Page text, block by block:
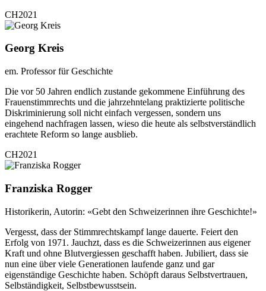
CH2021
Georg Kreis
em. Professor für Geschichte
Die vor 50 Jahren endlich zustande gekommene Einführung des
Frauenstimmrechts und die jahrzehntelang praktizierte politische
Diskriminierung soll nicht einfach vergessen, sondern uns
eingehend nachfragen lassen, wieso die heute als selbstverständlich
erachtete Reform so lange ausblieb.
CH2021
Franziska Rogger
Historikerin, Autorin: «Gebt den Schweizerinnen ihre Geschichte!»
Vergesst, dass der Stimmrechtskampf lange dauerte. Feiert den
Erfolg von 1971. Jauchzt, dass es die Schweizerinnen aus eigener
Kraft und ohne Blutvergiessen geschafft haben. Jubiliert, dass sie
nun eine über viele Generationen laufende ganz und gar
eigenständige Geschichte haben. Schöpft daraus Selbstvertrauen,
Selbständigkeit, Selbstbewusstsein.